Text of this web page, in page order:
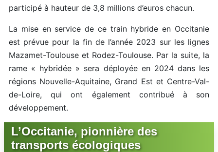
participé à hauteur de 3,8 millions d’euros chacun.
La mise en service de ce train hybride en Occitanie
est prévue pour la fin de l’année 2023 sur les lignes
Mazamet-Toulouse et Rodez-Toulouse. Par la suite, la
rame « hybridée » sera déployée en 2024 dans les
régions Nouvelle-Aquitaine, Grand Est et Centre-Val-
de-Loire, qui ont également contribué à son
développement.
L’Occitanie, pionnière des
transports écologiques